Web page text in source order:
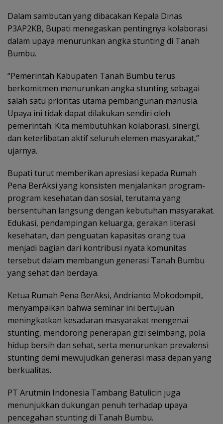
Dalam sambutan yang dibacakan Kepala Dinas
P3AP2KB, Bupati menegaskan pentingnya kolaborasi
dalam upaya menurunkan angka stunting di Tanah
Bumbu.
“Pemerintah Kabupaten Tanah Bumbu terus
berkomitmen menurunkan angka stunting sebagai
salah satu prioritas utama pembangunan manusia.
Upaya ini tidak dapat dilakukan sendiri oleh
pemerintah. Kita membutuhkan kolaborasi, sinergi,
dan keterlibatan aktif seluruh elemen masyarakat,”
ujarnya.
Bupati turut memberikan apresiasi kepada Rumah
Pena BerAksi yang konsisten menjalankan program-
program kesehatan dan sosial, terutama yang
bersentuhan langsung dengan kebutuhan masyarakat.
Edukasi, pendampingan keluarga, gerakan literasi
kesehatan, dan penguatan kapasitas orang tua
menjadi bagian dari kontribusi nyata komunitas
tersebut dalam membangun generasi Tanah Bumbu
yang sehat dan berdaya.
Ketua Rumah Pena BerAksi, Andrianto Mokodompit,
menyampaikan bahwa seminar ini bertujuan
meningkatkan kesadaran masyarakat mengenai
stunting, mendorong penerapan gizi seimbang, pola
hidup bersih dan sehat, serta menurunkan prevalensi
stunting demi mewujudkan generasi masa depan yang
berkualitas.
PT Arutmin Indonesia Tambang Batulicin juga
menunjukkan dukungan penuh terhadap upaya
pencegahan stunting di Tanah Bumbu.